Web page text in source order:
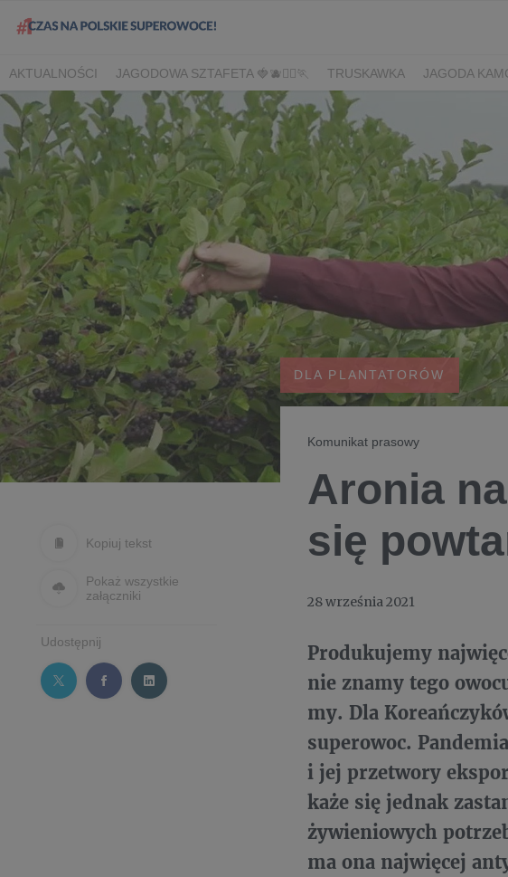
AKTUALNOŚCI JAGODOWA SZTAFETA 🍓🫐🏃‍♀️🏃 TRUSKAWKA JAGODA
DLA HANDLU
DLA MEDIÓW DLA PLANTATORÓW NARODOWY DZIEŃ
BORÓWKA
AGREST CORE TEAM BERRY INNOVATION BERRY FEST
OWOCOWE LATO W KONESERZE
JAGODOWE MISTRZOSTWA ŚWIATA DZIEŃ
WYBORY 2022
WYBORY 2021 WYBORY 2020 LATO Z BORÓWKAMI 2018
Kopiuj tekst
Pokaż wszystkie
załączniki
Udostępnij
DLA PLANTATORÓW
Komunikat prasowy
Aronia
się
28 września 2021
Produkujemy
nie znamy tego
my. Dla
superowoc.
i jej przetwory
każe się jednak
żywieniowych
ma ona najwięcej